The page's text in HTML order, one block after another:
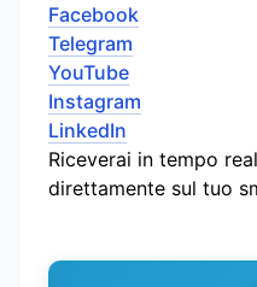
Facebook
Telegram
YouTube
Instagram
LinkedIn
Riceverai in tempo
direttamente sul tuo